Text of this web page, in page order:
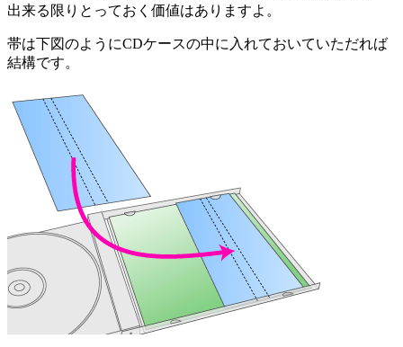
出来る限りとっておく価値はありますよ。
帯は下図のようにCDケースの中に入れておいていただれば
結構です。